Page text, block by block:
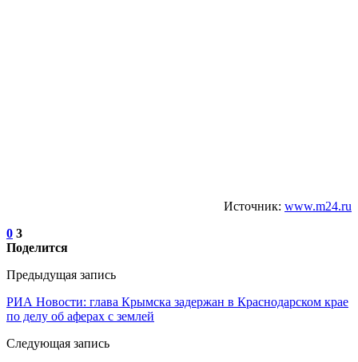
Источник: www.m24.ru
0 3
Поделится
Предыдущая запись
РИА Новости: глава Крымска задержан в Краснодарском крае
по делу об аферах с землей
Следующая запись